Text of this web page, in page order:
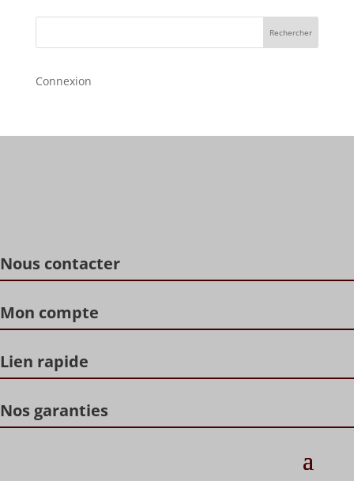
Rechercher
Connexion
Nous contacter
Mon compte
Lien rapide
Nos garanties